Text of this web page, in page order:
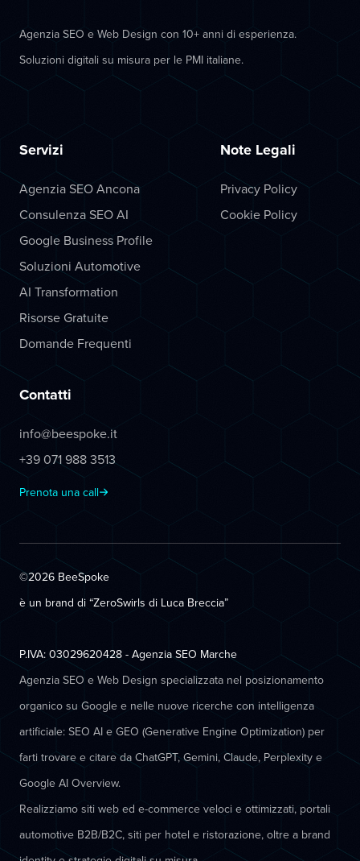
Agenzia SEO e Web Design con 10+ anni di esperienza.
Soluzioni digitali su misura per le PMI italiane.
Servizi
Agenzia SEO Ancona
Consulenza SEO AI
Google Business Profile
Soluzioni Automotive
AI Transformation
Risorse Gratuite
Domande Frequenti
Note Legali
Privacy Policy
Cookie Policy
Contatti
info@beespoke.it
+39 071 988 3513
Prenota una call
©2026 BeeSpoke
è un brand di “ZeroSwirls di Luca Breccia”
P.IVA: 03029620428 - Agenzia SEO Marche
Agenzia SEO e Web Design specializzata nel posizionamento
organico su Google e nelle nuove ricerche con intelligenza
artificiale: SEO AI e GEO (Generative Engine Optimization) per
farti trovare e citare da ChatGPT, Gemini, Claude, Perplexity e
Google AI Overview.
Realizziamo siti web ed e-commerce veloci e ottimizzati, portali
automotive B2B/B2C, siti per hotel e ristorazione, oltre a brand